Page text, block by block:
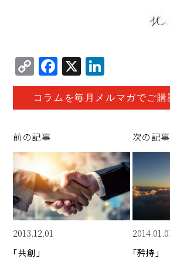
C
o
p
Li
n
k
F
a
c
o
o
k
X
n
k
I
n
コラムを毎月メルマガでご購
前の記事
2013.12.01
「共創」
次の記事
「矜持」